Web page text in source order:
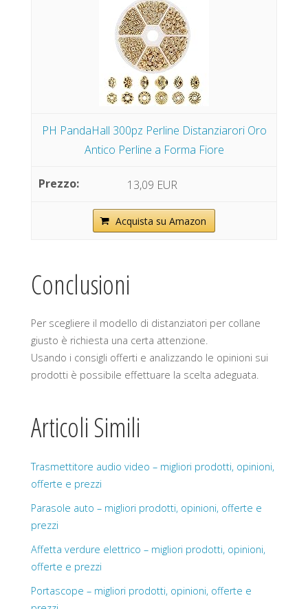
PH PandaHall 300pz Perline Distanziarori Oro
Antico Perline a Forma Fiore
13,09 EUR
Acquista su Amazon
Conclusioni
Per scegliere il modello di distanziatori per collane
giusto è richiesta una certa attenzione.
Usando i consigli offerti e analizzando le opinioni sui
prodotti è possibile effettuare la scelta adeguata.
Articoli Simili
Trasmettitore audio video – migliori prodotti, opinioni,
offerte e prezzi
Parasole auto – migliori prodotti, opinioni, offerte e
prezzi
Affetta verdure elettrico – migliori prodotti, opinioni,
offerte e prezzi
Portascope – migliori prodotti, opinioni, offerte e